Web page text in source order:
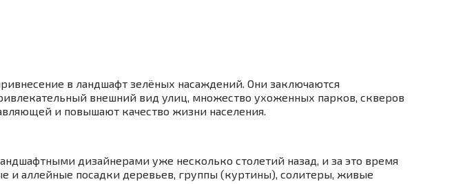
в ландшафт зелёных насаждений. Они заключаются
внешний вид улиц, множество ухоженных парков, скверов
и повышают качество жизни населения.
дизайнерами уже несколько столетий назад, и за это время
и аллейные посадки деревьев, группы (куртины), солитеры, живые